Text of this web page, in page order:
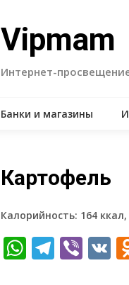
Vipmam
Интернет-
Банки и магазины
Картофель
Калорийность: 164